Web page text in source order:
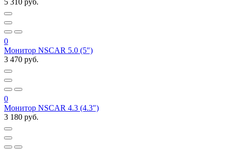
5 310 руб.
0
Монитор NSCAR 5.0 (5″)
3 470 руб.
0
Монитор NSCAR 4.3 (4.3″)
3 180 руб.